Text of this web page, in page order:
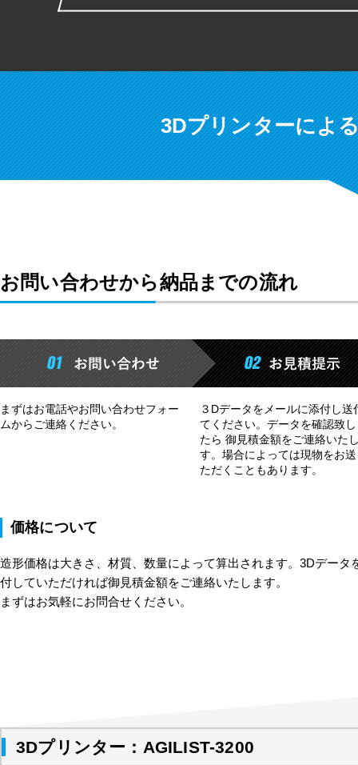
3Dプリンターによ
お問い合わせから納品までの流れ
まずはお電話やお問い合わせフォー
ムからご連絡ください。
３Dデータをメールに添付し送
てください。データを確認致
たら 御見積金額をご連絡いた
す。場合によっては現物をお
ただくこともあります。
価格について
造形価格は大きさ、材質、数量によって算出されます。3Dデータ
付していただければ御見積金額をご連絡いたします。
まずはお気軽にお問合せください。
3Dプリンター：AGILIST-3200